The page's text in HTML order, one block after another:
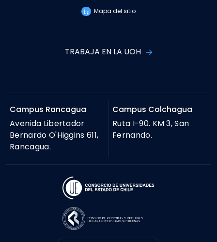
Mapa del sitio
TRABAJA EN LA UOH
Campus Rancagua
Avenida Libertador
Bernardo O'Higgins 611,
Rancagua.
Campus Colchagua
Ruta I-90. KM 3, San
Fernando.